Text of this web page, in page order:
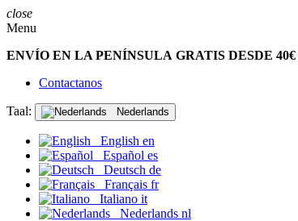
close
Menu
ENVÍO EN LA PENÍNSULA GRATIS DESDE 40€
Contactanos
Taal: Nederlands
English en
Español es
Deutsch de
Français fr
Italiano it
Nederlands nl